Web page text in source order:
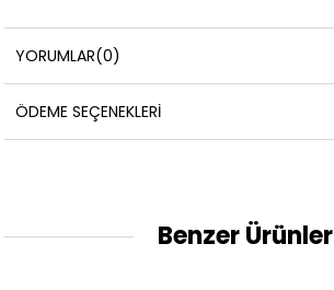
YORUMLAR(0)
ÖDEME SEÇENEKLERI
Benzer Ürünler